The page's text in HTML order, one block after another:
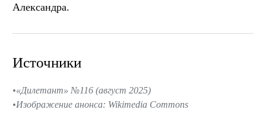
Александра.
Источники
«Дилетант» №116 (август 2025)
Изображение анонса: Wikimedia Commons